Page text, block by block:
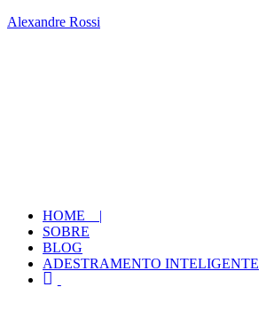
Alexandre Rossi
HOME |
SOBRE
BLOG
ADESTRAMENTO INTELIGENTE